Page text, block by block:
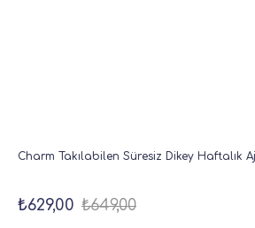
₺629,00 ₺649,00